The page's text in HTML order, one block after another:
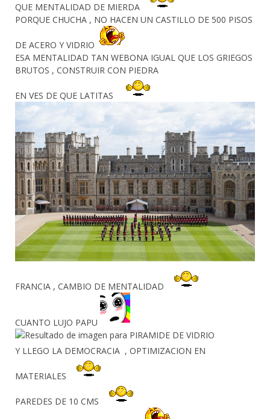
QUE MENTALIDAD DE MIERDA
PORQUE CHUCHA , NO HACEN UN CASTILLO DE 500 PISOS
DE ACERO Y VIDRIO
ESA MENTALIDAD TAN WEBONA IGUAL QUE LOS GRIEGOS
BRUTOS , CONSTRUIR CON PIEDRA
EN VES DE QUE LATITAS
FRANCIA , CAMBIO DE MENTALIDAD
CUANTO LUJO PAPU
Y LLEGO LA DEMOCRACIA , OPTIMIZACION EN
MATERIALES
PAREDES DE 10 CMS